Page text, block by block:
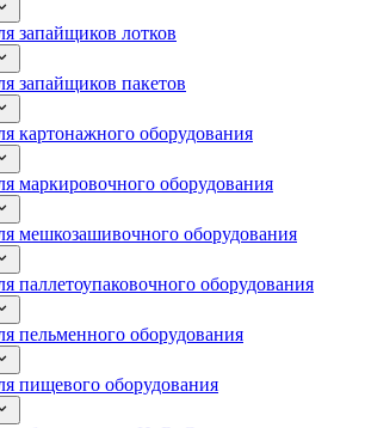
запайщиков лотков
запайщиков пакетов
картонажного оборудования
маркировочного оборудования
мешкозашивочного оборудования
паллетоупаковочного оборудования
пельменного оборудования
пищевого оборудования